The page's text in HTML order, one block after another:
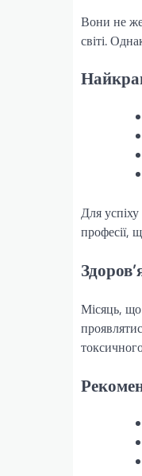
Вони не
світі.
Для
професії,
Місяць,